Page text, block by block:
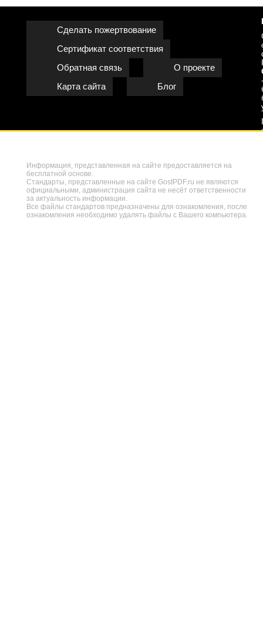
Сделать пожертвование
Сертификат соответствия
Обратная связь
О проекте
Карта сайта
Блог
Информация, представленная на сайте предоставляется на
бесплатной основе.
Стандарты, представленные на сайте GostPDF.ru не являются
официальными, администрация сайта не несёт ответственности
за актуальность информации.
Все файлы стандартов предназначены для ознакомления, после
ознакомления необходимо удалять файлы с Вашего компьютера.